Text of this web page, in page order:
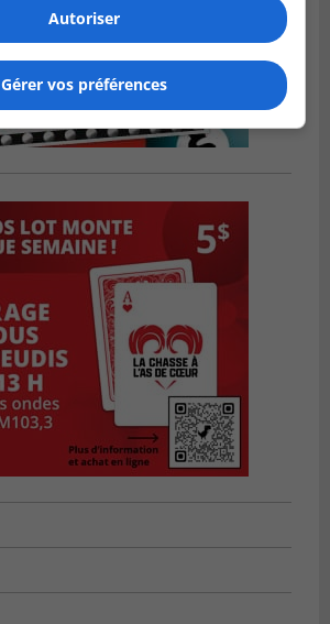
Autoriser
Gérer vos préférences